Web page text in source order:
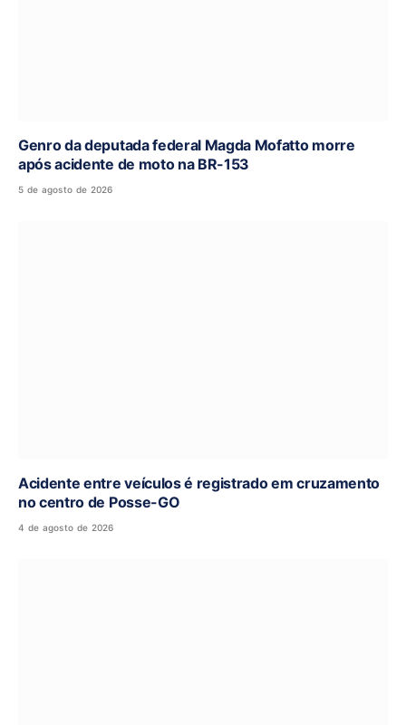
Genro da deputada federal Magda Mofatto morre
após acidente de moto na BR-153
5 de agosto de 2026
Acidente entre veículos é registrado em cruzamento
no centro de Posse-GO
4 de agosto de 2026